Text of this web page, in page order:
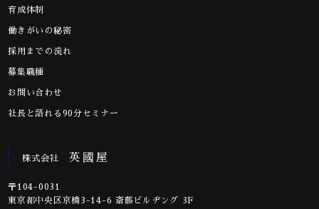
育成体制
働きがいの秘密
採用までの流れ
募集職種
お問い合わせ
社長と語れる90分セミナー
株式会社 英國屋
〒104-0031
東京都中央区京橋3-14-6 斎藤ビルヂング 3F